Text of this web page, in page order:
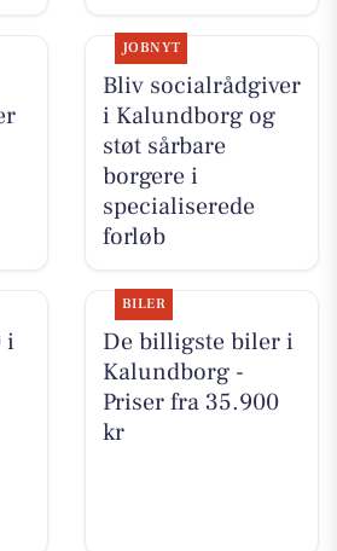
JOBNYT
Bliv socialrådgiver
i Kalundborg og
støt sårbare
borgere i
specialiserede
forløb
i
BILER
De billigste biler i
Kalundborg -
Priser fra 35.900
kr